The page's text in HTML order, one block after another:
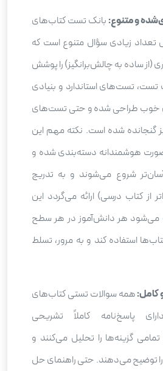
و متنوع: بانک تست کتاب‌های
تعداد زیادی سؤال متنوع است که
ساده به چالش‌برانگیز) را پوشش
تست‌های استاندارد و بنیادی
خوب طراحی شده و حتی تست‌های
گنجانده شده است. نکته مهم این
هوشمندانه دسته‌بندی شده و
شروع می‌شوند و به تدریج
از کتاب درسی) ارائه می‌گردد این
می‌شود هر دانش‌آموز در هر سطح
استفاده کند و به مرور، تسلط
کامل:همه سوالات تستی کتاب‌های
پاسخ‌نامه کاملاً تشریحی
گزینه‌ها را تحلیل می‌کنند و
توضیح می‌دهند. حتی راهنمای حل